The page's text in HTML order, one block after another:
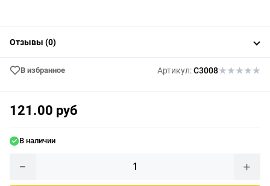
Отзывы (0)
В избранное Артикул:C3008
121.00 руб
В наличии